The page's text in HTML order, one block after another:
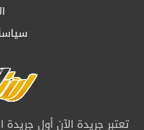
تعتبر جريدة الآن أول